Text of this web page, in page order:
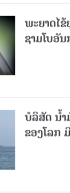
ພະຍາດໄ
ຊາມໂບ​ອັ
ບໍລິສັດ ນ້
ຂອງໂລກ